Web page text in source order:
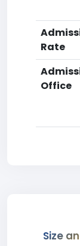
Rate
Office
Size